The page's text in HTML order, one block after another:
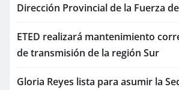
Dirección Provincial de la Fuerza
ETED realizará mantenimiento
de transmisión de la región Sur
Gloria Reyes lista para asumir la